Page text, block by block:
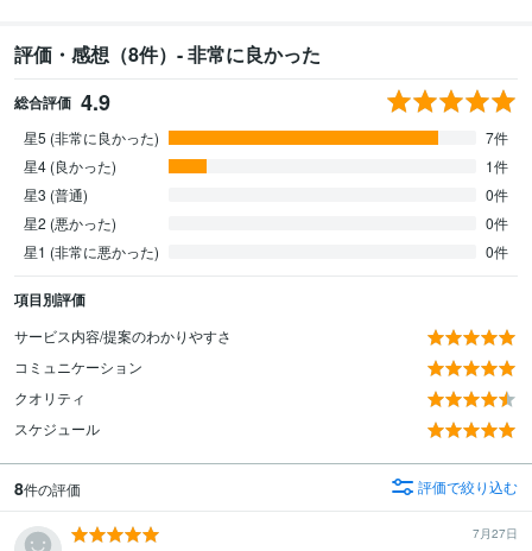
評価・感想（8件）- 非常に良かった
総合評価 4.9
星5 (非常に良かった)
7件
星4 (良かった)
1件
星3 (普通)
0件
星2 (悪かった)
0件
星1 (非常に悪かった)
0件
項目別評価
サービス内容/提案のわかりやすさ
コミュニケーション
クオリティ
スケジュール
8件の評価 評価で絞り込む
7月27日